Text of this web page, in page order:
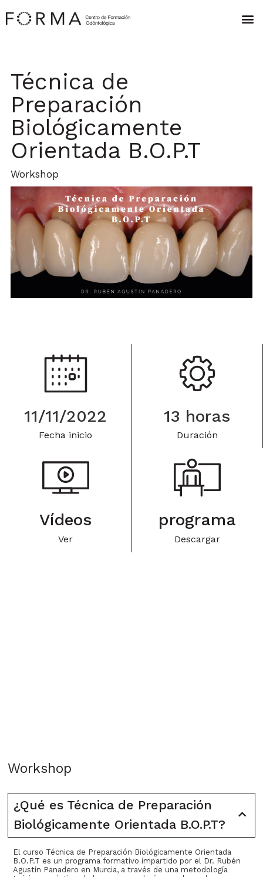
Técnica de
Preparación
Biológicamente
Orientada B.O.P.T
Workshop
11/11/2022
Fecha inicio
13 horas
Duración
Vídeos
Ver
programa
Descargar
Workshop
¿Qué es Técnica de Preparación
Biológicamente Orientada B.O.P.T?
El curso Técnica de Preparación Biológicamente Orientada
B.O.P.T es un programa formativo impartido por el Dr. Rubén
Agustín Panadero en Murcia, a través de una metodología